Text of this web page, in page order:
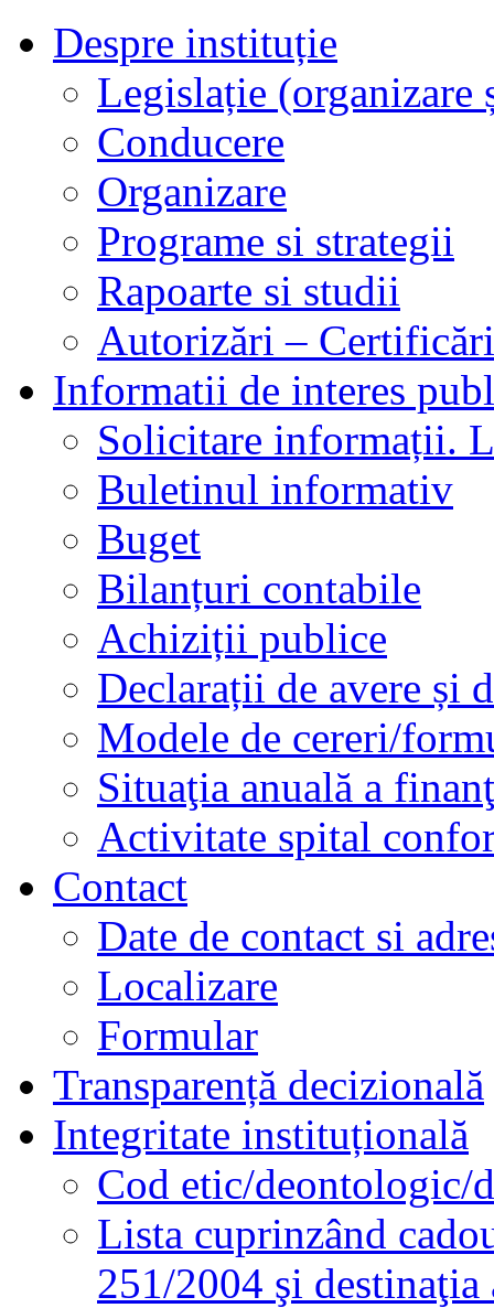
Despre instituție
Legislație
Conducere
Organizare
Programe si strategii
Rapoarte si studii
Autorizări –
Informatii de interes
Solicitare informații.
Buletinul informativ
Buget
Bilanțuri contabile
Achiziții publice
Declarații de avere și
Modele de cereri/
Situaţia anuală a
Activitate spital
Contact
Date de contact si
Localizare
Formular
Transparență decizională
Integritate instituțională
Cod etic/deontologic/
Lista cuprinzând
251/2004 şi destinaţia